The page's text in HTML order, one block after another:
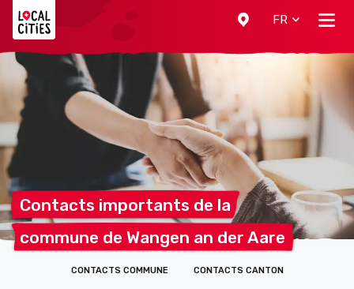
FR
Contacts importants de la
commune de Wangen an der Aare
CONTACTS COMMUNE CONTACTS CANTON